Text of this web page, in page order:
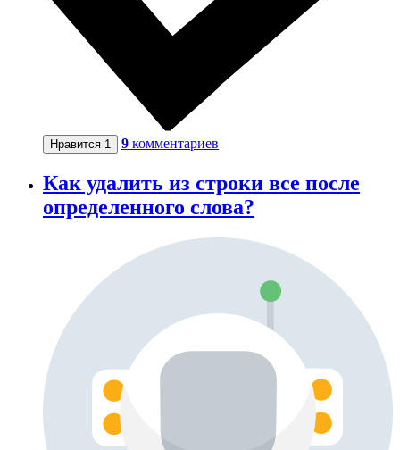
Нравится 1 9 комментариев
Как удалить из строки все после
определенного слова?